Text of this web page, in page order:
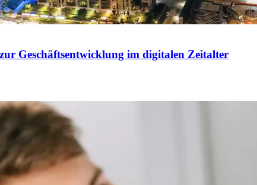
Geschäftsentwicklung im digitalen Zeitalter